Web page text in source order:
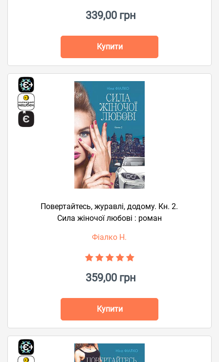
339,00 грн
Купити
Повертайтесь, журавлі, додому. Кн. 2.
Сила жіночої любові : роман
Фіалко Н.
359,00 грн
Купити